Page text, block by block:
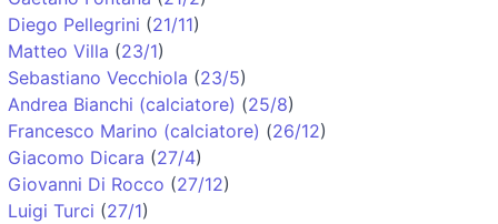
Diego Pellegrini (21/11)
Matteo Villa (23/1)
Sebastiano Vecchiola (23/5)
Andrea Bianchi (calciatore) (25/8)
Francesco Marino (calciatore) (26/12)
Giacomo Dicara (27/4)
Giovanni Di Rocco (27/12)
Luigi Turci (27/1)